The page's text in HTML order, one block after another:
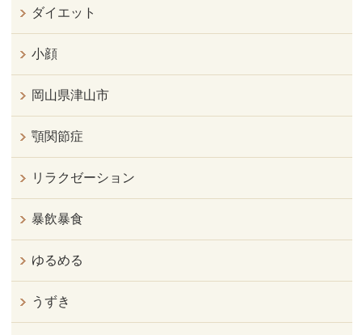
ダイエット
小顔
岡山県津山市
顎関節症
リラクゼーション
暴飲暴食
ゆるめる
うずき